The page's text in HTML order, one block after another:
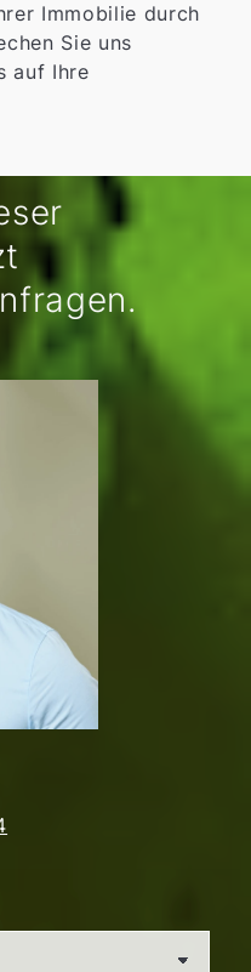
Immobilie durch
Sie uns
auf Ihre